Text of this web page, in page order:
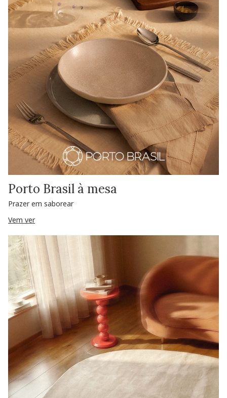
Porto Brasil à mesa
Prazer em saborear
Vem ver